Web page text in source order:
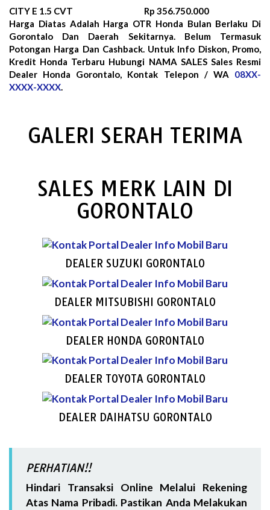
CITY E 1.5 CVT
Rp 356.750.000
Harga Diatas Adalah Harga OTR Honda Bulan Berlaku Di
Gorontalo Dan Daerah Sekitarnya. Belum Termasuk
Potongan Harga Dan Cashback. Untuk Info Diskon, Promo,
Kredit Honda Terbaru Hubungi NAMA SALES Sales Resmi
Dealer Honda Gorontalo, Kontak Telepon / WA 08XX-
XXXX-XXXX.
GALERI SERAH TERIMA
SALES MERK LAIN DI
GORONTALO
DEALER SUZUKI GORONTALO
DEALER MITSUBISHI GORONTALO
DEALER HONDA GORONTALO
DEALER TOYOTA GORONTALO
DEALER DAIHATSU GORONTALO
PERHATIAN!!
Hindari Transaksi Online Melalui Rekening
Atas Nama Pribadi. Pastikan Anda Melakukan